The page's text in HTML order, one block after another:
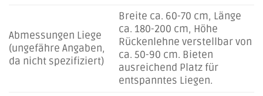
Abmessungen Liege
(ungefähre Angaben,
da nicht spezifiziert)
Breite ca. 60-70 cm, Länge
ca. 180-200 cm, Höhe
Rückenlehne verstellbar von
ca. 50-90 cm. Bieten
ausreichend Platz für
entspanntes Liegen.